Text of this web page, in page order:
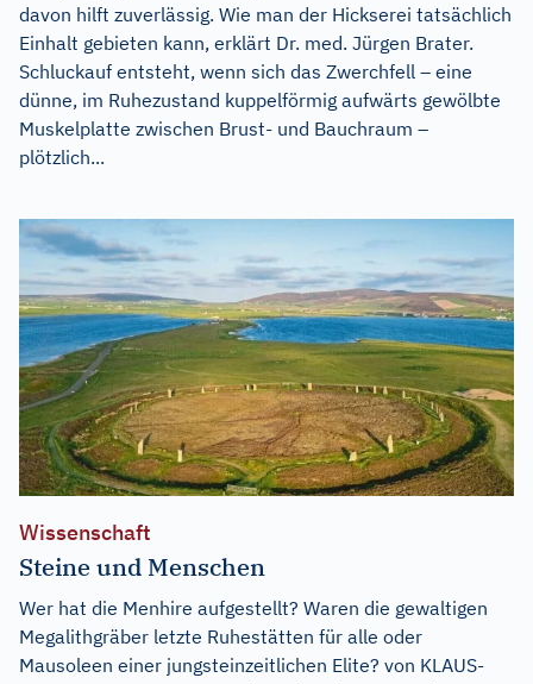
davon hilft zuverlässig. Wie man der Hickserei tatsächlich
Einhalt gebieten kann, erklärt Dr. med. Jürgen Brater.
Schluckauf entsteht, wenn sich das Zwerchfell – eine
dünne, im Ruhezustand kuppelförmig aufwärts gewölbte
Muskelplatte zwischen Brust- und Bauchraum –
plötzlich...
Wissenschaft
Steine und Menschen
Wer hat die Menhire aufgestellt? Waren die gewaltigen
Megalithgräber letzte Ruhestätten für alle oder
Mausoleen einer jungsteinzeitlichen Elite? von KLAUS-